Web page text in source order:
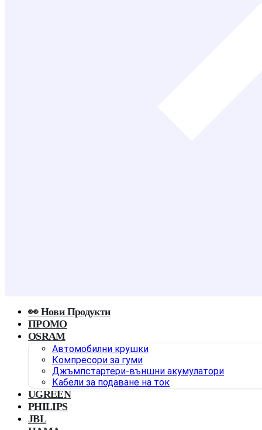
👀 Нови Продукти
ПРОМО
OSRAM
Автомобилни крушки
Компресори за гуми
Джъмпстартери-външни акумулатори
Кабели за подаване на ток
UGREEN
PHILIPS
JBL